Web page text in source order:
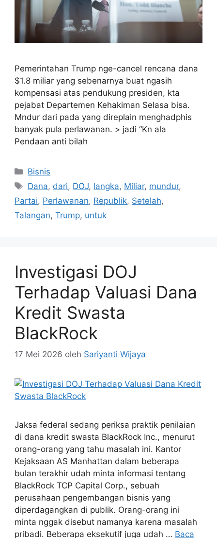
Pemerintahan Trump nge-cancel rencana dana
$1.8 miliar yang sebenarnya buat ngasih
kompensasi atas pendukung presiden, kta
pejabat Departemen Kehakiman Selasa bisa.
Mndur dari pada yang direplain menghadphis
banyak pula perlawanan. > jadi “Kn ala
Pendaan anti bilah
Kategori
Bisnis
Tag
Dana, dari, DOJ, langka, Miliar, mundur,
Partai, Perlawanan, Republik, Setelah,
Talangan, Trump, untuk
Investigasi DOJ
Terhadap Valuasi Dana
Kredit Swasta
BlackRock
17 Mei 2026 oleh Sariyanti Wijaya
Jaksa federal sedang periksa praktik penilaian
di dana kredit swasta BlackRock Inc., menurut
orang-orang yang tahu masalah ini. Kantor
Kejaksaan AS Manhattan dalam beberapa
bulan terakhir udah minta informasi tentang
BlackRock TCP Capital Corp., sebuah
perusahaan pengembangan bisnis yang
diperdagangkan di publik. Orang-orang ini
minta nggak disebut namanya karena masalah
pribadi. Beberapa eksekutif juga udah … Baca